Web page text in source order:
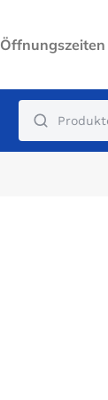
Öffnungszeiten